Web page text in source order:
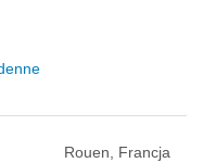
Rouen, Francja